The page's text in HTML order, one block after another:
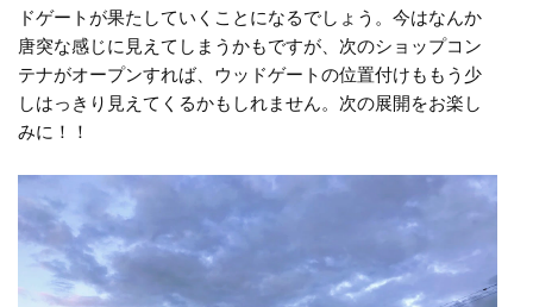
ドゲートが果たしていくことになるでしょう。今はなんか
唐突な感じに見えてしまうかもですが、次のショップコン
テナがオープンすれば、ウッドゲートの位置付けももう少
しはっきり見えてくるかもしれません。次の展開をお楽し
みに！！